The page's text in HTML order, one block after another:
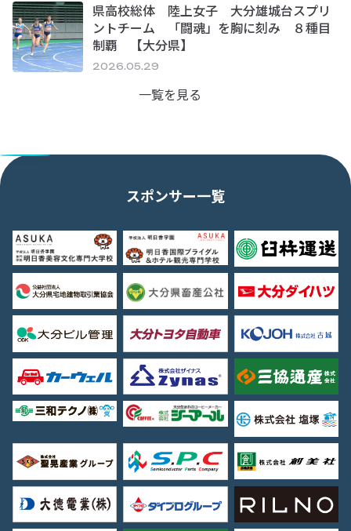
県高校総体 陸上女子 大分雄城台スプリ
ントチーム 「闘魂」を胸に刻み ８種目
制覇 【大分県】
2026.05.29
一覧を見る
スポンサー一覧